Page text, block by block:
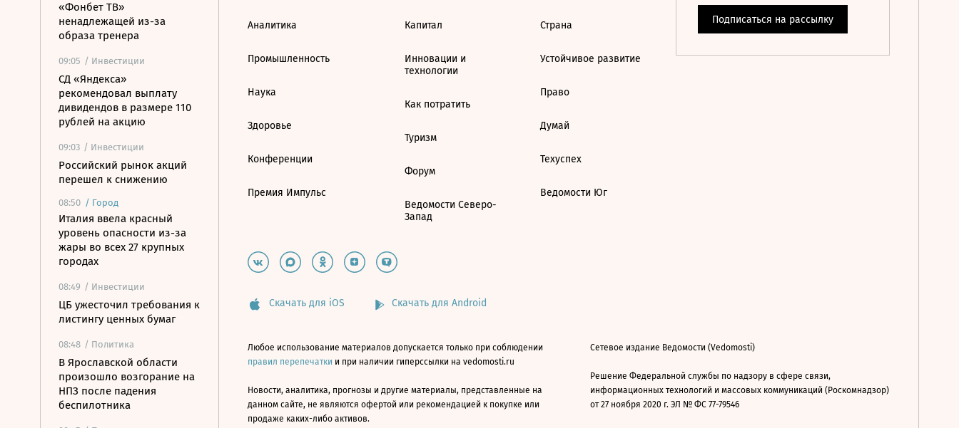
«Фонбет ТВ»
ненадлежащей из-за
образа тренера
09:05 / Инвестиции
СД «Яндекса»
рекомендовал выплату
дивидендов в размере 110
рублей на акцию
09:03 / Инвестиции
Российский рынок акций
перешел к снижению
08:50 / Город
Италия ввела красный
уровень опасности из-за
жары во всех 27 крупных
городах
08:49 / Инвестиции
ЦБ ужесточил требования к
листингу ценных бумаг
08:48 / Политика
В Ярославской области
произошло возгорание на
НПЗ после падения
беспилотника
Аналитика
Промышленность
Наука
Здоровье
Конференции
Премия Импульс
Капитал
Инновации и
технологии
Как потратить
Туризм
Форум
Ведомости Северо-
Запад
Страна
Устойчивое развитие
Право
Думай
Техуспех
Ведомости Юг
Скачать для iOS Скачать для Android
Любое использование материалов допускается только при соблюдении
правил перепечатки и при наличии гиперссылки на vedomosti.ru
Новости, аналитика, прогнозы и другие материалы, представленные на
данном сайте, не являются офертой или рекомендацией к покупке или
продаже каких-либо активов.
Сетевое издание Ведомости (Vedomosti)
Решение Федеральной службы по надзору в сфере связи,
информационных технологий и массовых коммуникаций (Роскомнадзор)
от 27 ноября 2020 г. ЭЛ № ФС 77-79546